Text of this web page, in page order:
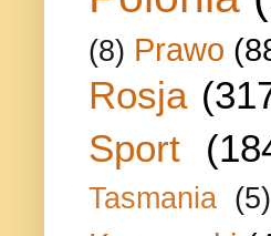
(8) Prawo
Rosja
Sport
Tasmania (5)